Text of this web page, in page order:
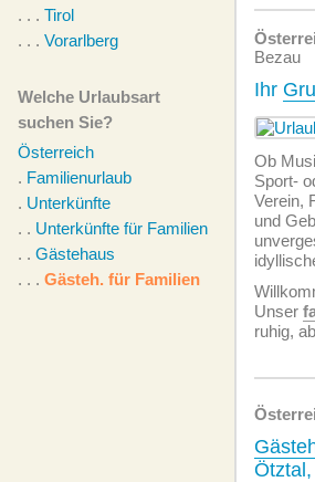
. . . Tirol
. . . Vorarlberg
Welche Urlaubsart
suchen Sie?
Österreich
. Familienurlaub
. Unterkünfte
. . Unterkünfte für Familien
. . Gästehaus
. . . Gästeh. für Familien
Bezau
Ihr
Ob
Sport-
Verein,
und
Unser
ruhig,
Ötztal,